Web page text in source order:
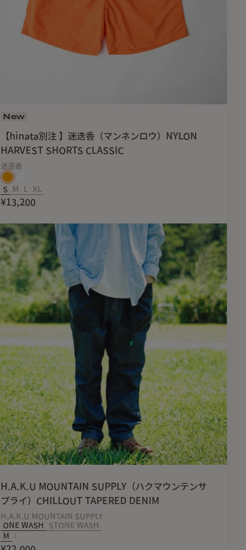
New
【hinata別注 】迷迭香（マンネンロウ）NYLON
HARVEST SHORTS CLASSIC
迷迭香
S M L XL
¥13,200
H.A.K.U MOUNTAIN SUPPLY（ハクマウンテンサ
プライ）CHILLOUT TAPERED DENIM
H.A.K.U MOUNTAIN SUPPLY
ONE WASH
STONE WASH
M